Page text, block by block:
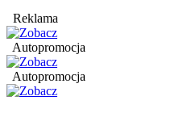
Reklama
Autopromocja
Autopromocja